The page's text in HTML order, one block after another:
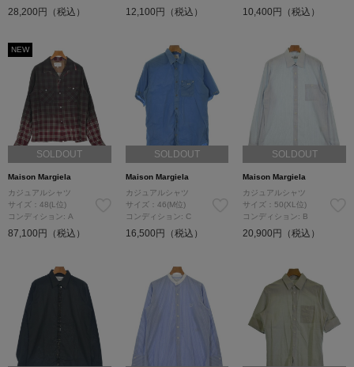
28,200円（税込） 12,100円（税込） 10,400円（税込）
NEW
SOLDOUT
Maison Margiela
カジュアルシャツ
サイズ：48(L位)
コンディション: A
87,100円（税込）
SOLDOUT
Maison Margiela
カジュアルシャツ
サイズ：46(M位)
コンディション: C
16,500円（税込）
SOLDOUT
Maison Margiela
カジュアルシャツ
サイズ：50(XL位)
コンディション: B
20,900円（税込）